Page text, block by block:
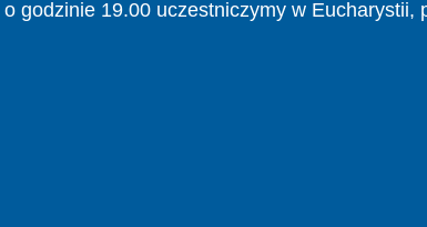
godzinie 19.00 uczestniczymy w Eucharystii,